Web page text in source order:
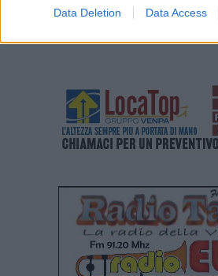
Data Deletion Data Access